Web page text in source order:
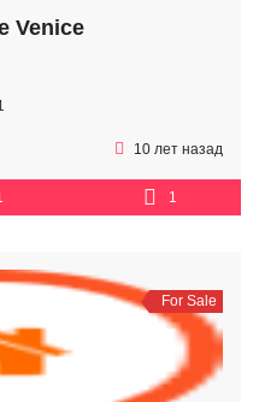
Venice
10 лет назад
1
For Sale